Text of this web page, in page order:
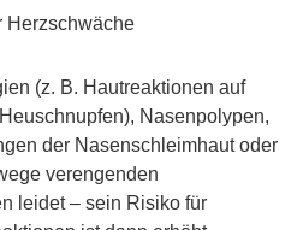
Herzschwäche
(z. B. Hautreaktionen auf
Nasenpolypen,
der Nasenschleimhaut oder
verengenden
leidet – sein Risiko für